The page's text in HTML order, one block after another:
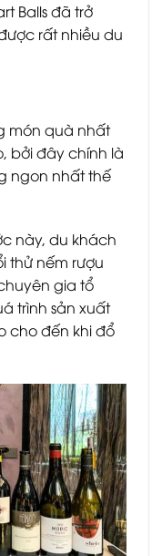
Balls đã trở
rất nhiều du
món quà nhất
bởi đây chính là
ngon nhất thế
này, du khách
thử nếm rượu
gia tổ
trình sản xuất
cho đến khi đổ